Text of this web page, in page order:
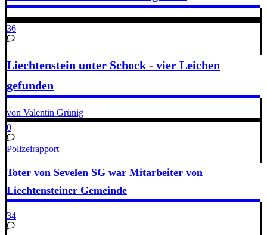
36
Liechtenstein unter Schock - vier Leichen
gefunden
von Valentin Grünig
0
Polizeirapport
Toter von Sevelen SG war Mitarbeiter von
Liechtensteiner Gemeinde
34